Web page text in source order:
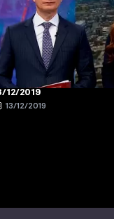
12/2019
13/12/2019